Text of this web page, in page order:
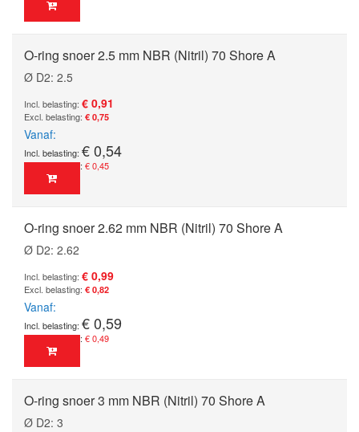
O-ring snoer 2.5 mm NBR (Nitril) 70 Shore A
Ø D2: 2.5
€ 0,91
€ 0,75
Vanaf
€ 0,54
€ 0,45
O-ring snoer 2.62 mm NBR (Nitril) 70 Shore A
Ø D2: 2.62
€ 0,99
€ 0,82
Vanaf
€ 0,59
€ 0,49
O-ring snoer 3 mm NBR (Nitril) 70 Shore A
Ø D2: 3